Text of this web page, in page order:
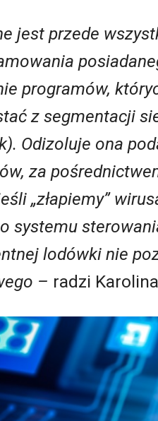
jest przede
programów,
z segmentacji
Odizoluje ona
za
„złapiemy”
systemu
lodówki nie
– radzi